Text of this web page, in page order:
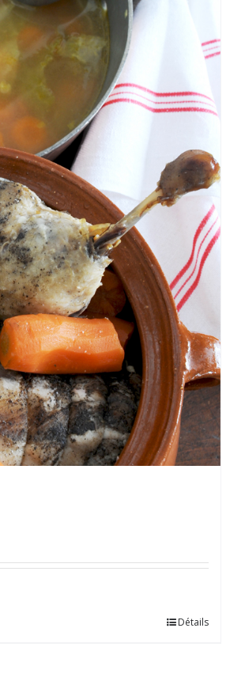
Détails